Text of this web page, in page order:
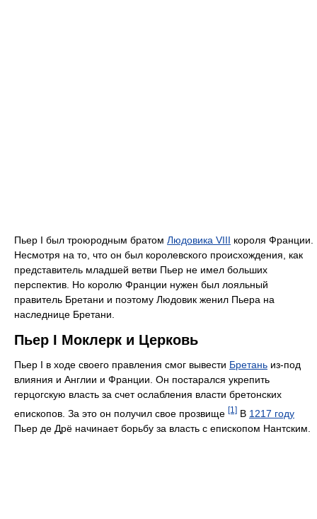
Пьер I был троюродным братом Людовика VIII короля Франции.
Несмотря на то, что он был королевского происхождения, как
представитель младшей ветви Пьер не имел больших
перспектив. Но королю Франции нужен был лояльный
правитель Бретани и поэтому Людовик женил Пьера на
наследнице Бретани.
Пьер I Моклерк и Церковь
Пьер I в ходе своего правления смог вывести Бретань из-под
влияния и Англии и Франции. Он постарался укрепить
герцогскую власть за счет ослабления власти бретонских
епископов. За это он получил свое прозвище [1] В 1217 году
Пьер де Дрё начинает борьбу за власть с епископом Нантским.